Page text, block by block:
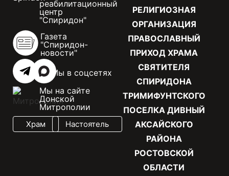
РЕЛИГИОЗНАЯ
ОРГАНИЗАЦИЯ
ПРАВОСЛАВНЫЙ
ПРИХОД ХРАМА
СВЯТИТЕЛЯ
СПИРИДОНА
ТРИМИФУНТСКОГО
ПОСЕЛКА ДИВНЫЙ
АКСАЙСКОГО
РАЙОНА
РОСТОВСКОЙ
ОБЛАСТИ
реабилитационный
центр
"Спиридон"
Газета
"Спиридон-
новости"
Мы в соцсетях
Мы на сайте
Донской
Митрополии
Храм Настоятель